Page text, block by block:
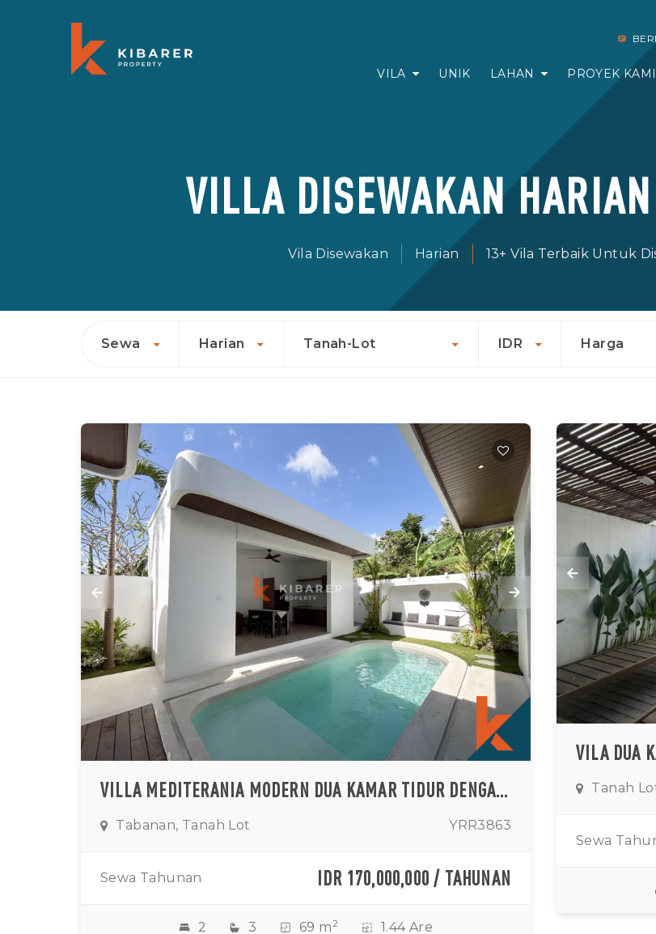
VILA UNIK LAHAN PROYEK KAMI
VILLA DISEWAKAN
Vila Disewakan Harian 13+ Vila Terbaik Untuk
Sewa Harian Tanah-Lot IDR Harga
VILLA MEDITERANIA MODERN DUA KAMAR TIDUR DENGAN RUANG TAMU TERBUKA DAN KOLAM RENANG PRIBADI DI TANAH LOT
Tabanan, Tanah Lot YRR3863
Sewa Tahunan IDR 170,000,000 / TAHUNAN
2 3 69 m2 1.44 Are
Tanah
Sewa